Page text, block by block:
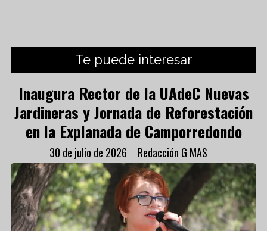
Te puede interesar
Inaugura Rector de la UAdeC Nuevas
Jardineras y Jornada de Reforestación
en la Explanada de Camporredondo
Redacción G MAS
30 de julio de 2026